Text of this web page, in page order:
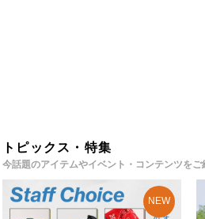
トピックス・特集
今話題のアイテムやイベント・コンテンツをご